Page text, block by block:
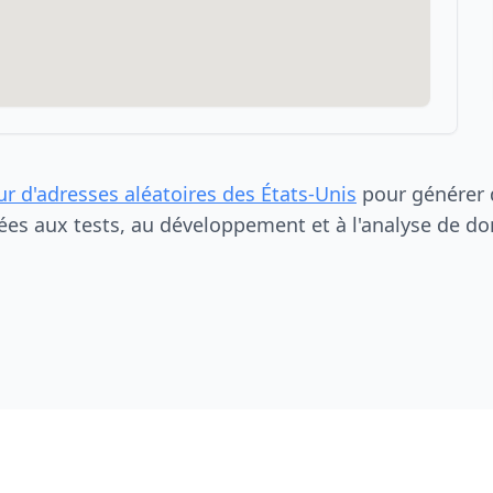
d'adresses aléatoires des États-Unis pour générer
aux tests, au développement et à l'analyse de